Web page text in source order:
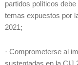
partidos políticos
temas expuestos por
2021;
· Comprometerse al